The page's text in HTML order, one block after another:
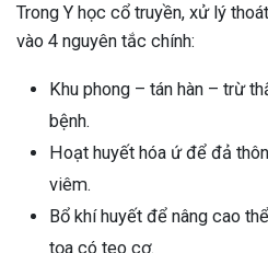
Trong Y học cổ truyền, xử lý
vào 4 nguyên tắc chính:
Khu phong – tán hàn – trừ
bệnh.
Hoạt huyết hóa ứ để đả
viêm.
Bổ khí huyết để nâng cao
tọa có teo cơ.